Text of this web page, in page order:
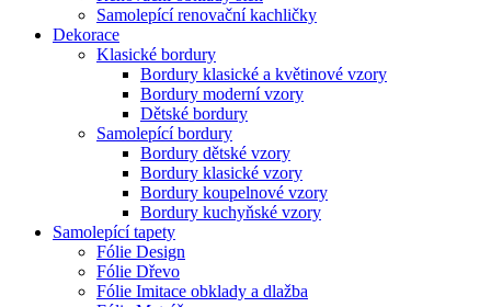
Samolepící renovační kachličky
Dekorace
Klasické bordury
Bordury klasické a květinové vzory
Bordury moderní vzory
Dětské bordury
Samolepící bordury
Bordury dětské vzory
Bordury klasické vzory
Bordury koupelnové vzory
Bordury kuchyňské vzory
Samolepící tapety
Fólie Design
Fólie Dřevo
Fólie Imitace obklady a dlažba